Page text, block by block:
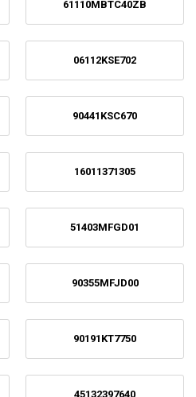
61110MBTC40ZB
06112KSE702
90441KSC670
16011371305
51403MFGD01
90355MFJD00
90191KT7750
45132397640